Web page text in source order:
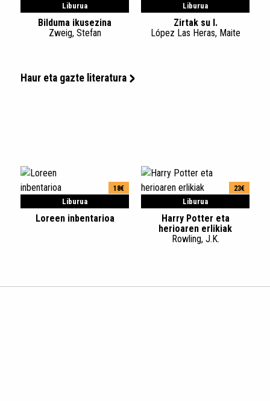
Liburua
Bilduma ikusezina
Zweig, Stefan
Liburua
Zirtak su I.
López Las Heras, Maite
Haur eta gazte literatura
Liburua
18€
Loreen inbentarioa
Liburua
23€
Harry Potter eta
herioaren erlikiak
Rowling, J.K.